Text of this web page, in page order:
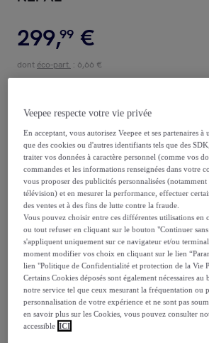
299,99 €
dont éco-part. : 6,66 €
voir les conditions.
Vendu parsweeek
Livraison
Livraison offerte par la marque
Livraison estimée: entre le
Veepee respecte votre vie privée
En acceptant, vous autorisez Veepee et ses partenaires à
que des cookies ou d'autres identifiants tels que des
traiter vos données à caractère personnel (comme vos
commandes et les informations renseignées dans votre
vous proposer des publicités personnalisées
télévision) et en mesurer la performance, effectuer
des ventes et à des fins de lutte contre la fraude.
Vous pouvez choisir entre ces différentes utilisations en
ou tout refuser en cliquant sur le bouton "Continuer
s'appliquent uniquement sur ce navigateur et/ou
moment modifier vos choix en cliquant sur le lien
lien "Politique de Confidentialité et protection de la Vie
Certains Cookies déposés sont également nécessaires
notre service tel que ceux mesurant la fréquentation ou
personnalisation de votre expérience et ne sont pas
en savoir plus sur les Cookies, vous pouvez consulter
accessible ICI